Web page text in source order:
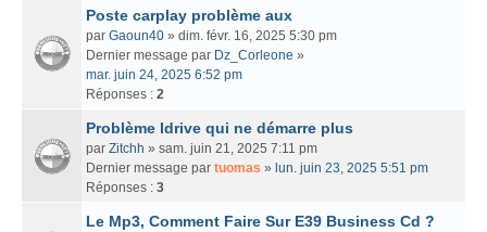
Poste carplay problème aux
par Gaoun40 » dim. févr. 16, 2025 5:30 pm
Dernier message par Dz_Corleone »
mar. juin 24, 2025 6:52 pm
Réponses : 2
Problème Idrive qui ne démarre plus
par Zitchh » sam. juin 21, 2025 7:11 pm
Dernier message par tuomas » lun. juin 23, 2025 5:51 pm
Réponses : 3
Le Mp3, Comment Faire Sur E39 Business Cd ?